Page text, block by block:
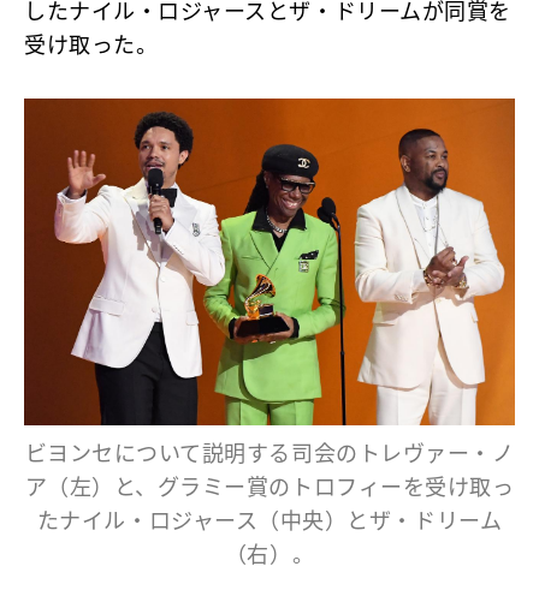
したナイル・ロジャースとザ・ドリームが同賞を
受け取った。
ビヨンセについて説明する司会のトレヴァー・ノ
ア（左）と、グラミー賞のトロフィーを受け取っ
たナイル・ロジャース（中央）とザ・ドリーム
（右）。